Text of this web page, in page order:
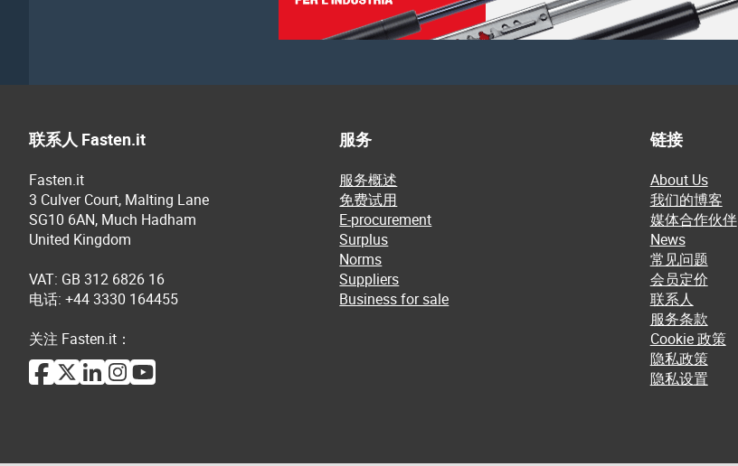
联系人 Fasten.it
Fasten.it
3 Culver Court, Malting Lane
SG10 6AN, Much Hadham
United Kingdom
VAT: GB 312 6826 16
电话: +44 3330 164455
关注 Fasten.it：
服务
服务概述
免费试用
E-procurement
Surplus
Norms
Suppliers
Business for sale
链接
About Us
我们的博客
媒体合作伙伴
News
常见问题
会员定价
联系人
服务条款
Cookie 政策
隐私政策
隐私设置